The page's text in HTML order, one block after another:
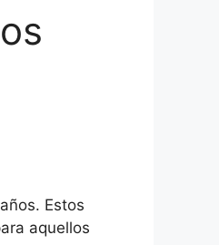
Estos
aquellos